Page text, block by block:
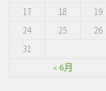
« 6月
17
18 19
24
25 26
31